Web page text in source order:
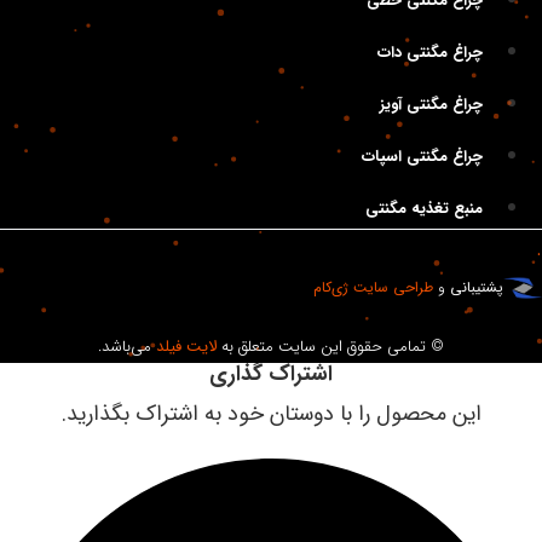
چراغ مگنتی دات
چراغ مگنتی آویز
چراغ مگنتی اسپات
منبع تغذیه مگنتی
وطراحی سایتژی‌کام
© تمامی حقوق این سایت متعلق بهلایت فیلدمی‌باشد.
اشتراک گذاری
این محصول را با دوستان خود به اشتراک بگذارید.